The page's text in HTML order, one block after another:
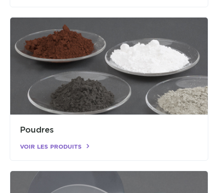
Poudres
VOIR LES PRODUITS